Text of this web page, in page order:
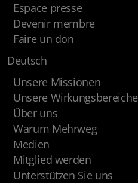
Espace presse
Devenir membre
Faire un don
Deutsch
Unsere Missionen
Unsere Wirkungsbereiche
Über uns
Warum Mehrweg
Medien
Mitglied werden
Unterstützen Sie uns